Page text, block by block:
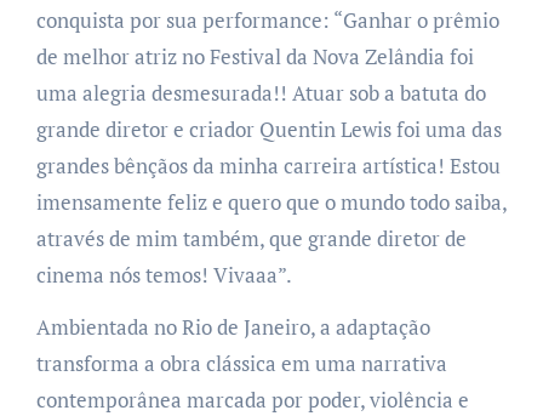
conquista por sua performance: “Ganhar o prêmio
de melhor atriz no Festival da Nova Zelândia foi
uma alegria desmesurada!! Atuar sob a batuta do
grande diretor e criador Quentin Lewis foi uma das
grandes bênçãos da minha carreira artística! Estou
imensamente feliz e quero que o mundo todo saiba,
através de mim também, que grande diretor de
cinema nós temos! Vivaaa”.
Ambientada no Rio de Janeiro, a adaptação
transforma a obra clássica em uma narrativa
contemporânea marcada por poder, violência e